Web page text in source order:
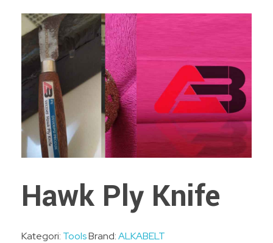
Hawk Ply Knife
Kategori: ToolsBrand:ALKABELT